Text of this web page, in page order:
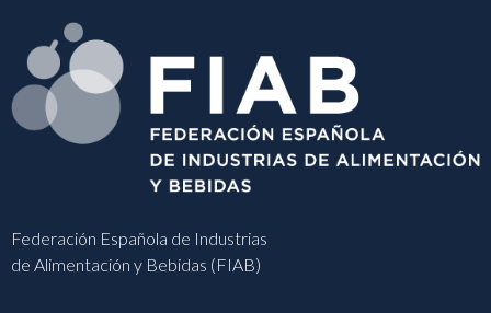
Federación Española de Industrias
de Alimentación y Bebidas (FIAB)